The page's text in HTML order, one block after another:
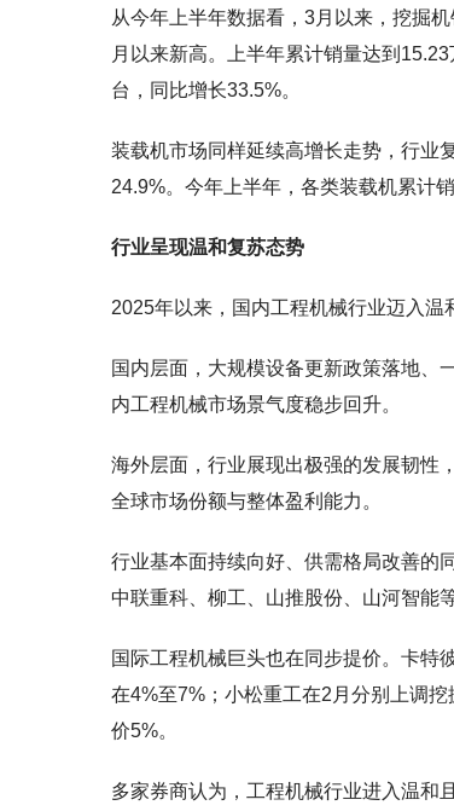
从今年上半年数据看，3月以来，挖掘
月以来新高。上半年累计销量达到
台，同比增长33.5%。
装载机市场同样延续高增长走势，行业
24.9%。今年上半年，各类装载机累计
行业呈现温和复苏态势
2025年以来，国内工程机械行业迈入温
国内层面，大规模设备更新政策落地、
内工程机械市场景气度稳步回升。
海外层面，行业展现出极强的发展韧性
全球市场份额与整体盈利能力。
行业基本面持续向好、供需格局改善的
中联重科、柳工、山推股份、山河智能
国际工程机械巨头也在同步提价。卡特
在4%至7%；小松重工在2月分别上调
价5%。
多家券商认为，工程机械行业进入温和